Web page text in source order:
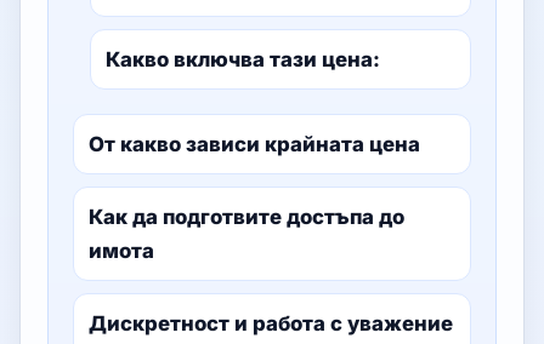
Какво включва тази цена:
От какво зависи крайната цена
Как да подготвите достъпа до
имота
Дискретност и работа с уважение